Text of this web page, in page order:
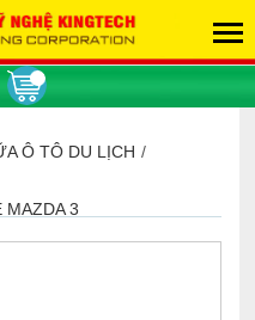
Ô TÔ DU LỊCH /
3